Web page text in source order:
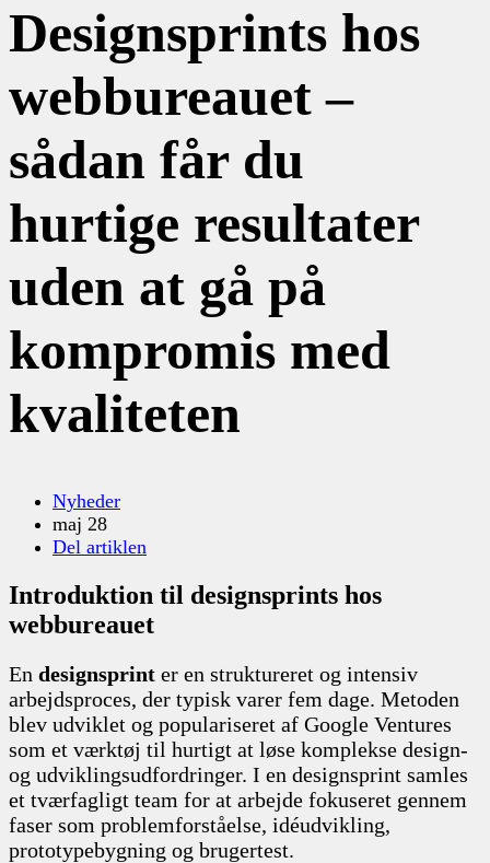
Designsprints hos
webbureauet –
sådan får du
hurtige resultater
uden at gå på
kompromis med
kvaliteten
Nyheder
maj 28
Del artiklen
Introduktion til designsprints hos
webbureauet
En designsprint er en struktureret og intensiv
arbejdsproces, der typisk varer fem dage. Metoden
blev udviklet og populariseret af Google Ventures
som et værktøj til hurtigt at løse komplekse design-
og udviklingsudfordringer. I en designsprint samles
et tværfagligt team for at arbejde fokuseret gennem
faser som problemforståelse, idéudvikling,
prototypebygning og brugertest.